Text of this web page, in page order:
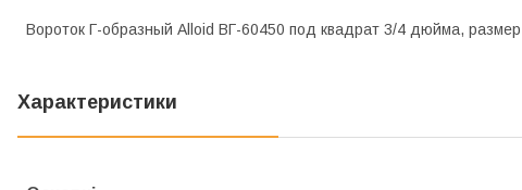
Вороток Г-образный Alloid ВГ-60450 под квадрат 3/4 дюйма,
Характеристики